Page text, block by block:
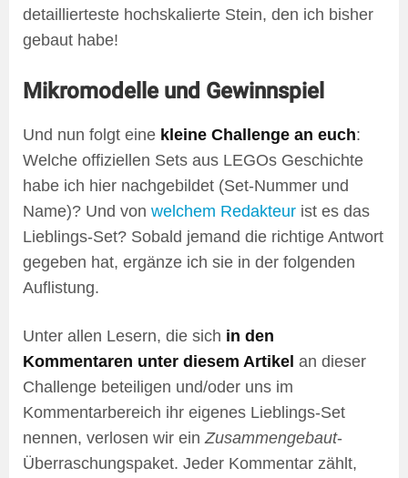
detaillierteste hochskalierte Stein, den ich bisher
gebaut habe!
Mikromodelle und Gewinnspiel
Und nun folgt eine kleine Challenge an euch:
Welche offiziellen Sets aus LEGOs Geschichte
habe ich hier nachgebildet (Set-Nummer und
Name)? Und von welchem Redakteur ist es das
Lieblings-Set? Sobald jemand die richtige Antwort
gegeben hat, ergänze ich sie in der folgenden
Auflistung.
Unter allen Lesern, die sich in den
Kommentaren unter diesem Artikel an dieser
Challenge beteiligen und/oder uns im
Kommentarbereich ihr eigenes Lieblings-Set
nennen, verlosen wir ein Zusammengebaut-
Überraschungspaket. Jeder Kommentar zählt,